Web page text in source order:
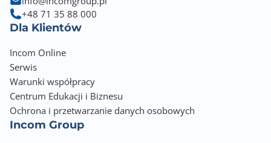
+48 71 35 88 000
Dla Klientów
Incom Online
Serwis
Warunki współpracy
Centrum Edukacji i Biznesu
Ochrona i przetwarzanie danych osobowych
Incom Group